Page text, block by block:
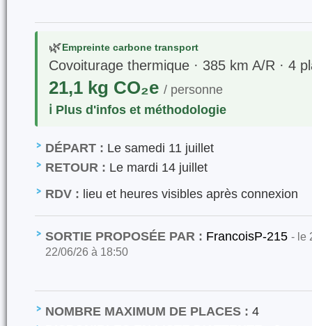
🌿Empreinte carbone transport
Covoiturage thermique · 385 km A/R · 4
21,1 kg CO₂e / personne
ℹ️ Plus d'infos et méthodologie
DÉPART : Le samedi 11 juillet
RETOUR : Le mardi 14 juillet
RDV : lieu et heures visibles après connexion
SORTIE PROPOSÉE PAR : FrancoisP-215 - le
22/06/26 à 18:50
NOMBRE MAXIMUM DE PLACES : 4